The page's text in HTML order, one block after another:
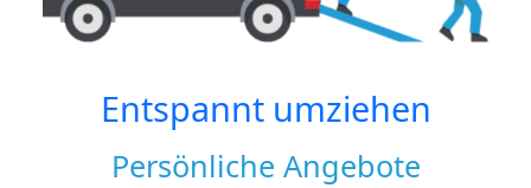
Entspannt umziehen
Persönliche Angebote